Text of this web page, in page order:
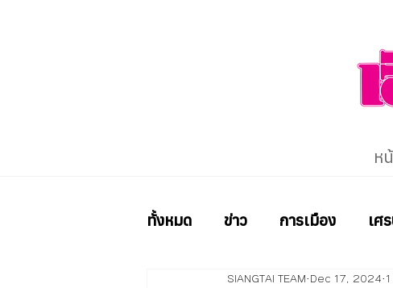
ห
ทั้งหมด ข่าว การเมือง เศ
SIANGTAI TEAM Dec 17, 2024